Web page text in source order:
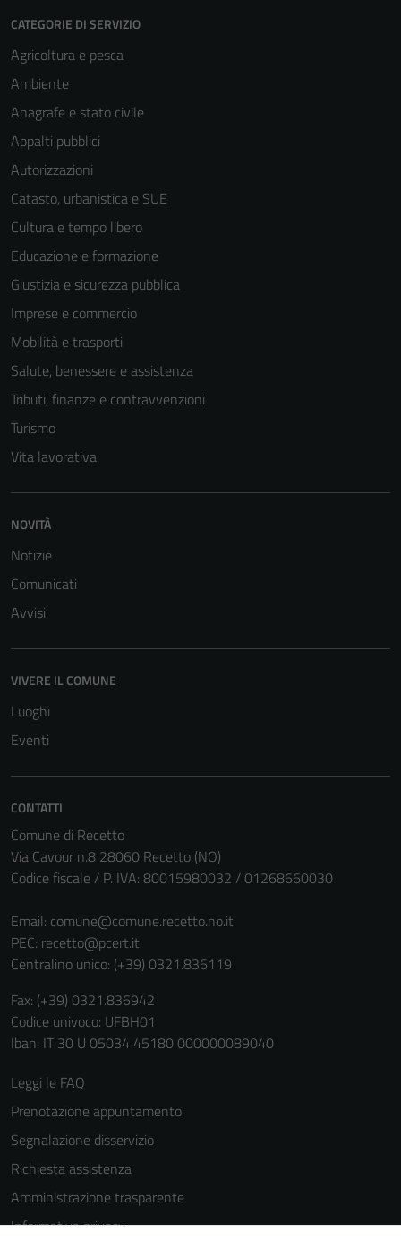
CATEGORIE DI SERVIZIO
Agricoltura e pesca
Ambiente
Anagrafe e stato civile
Appalti pubblici
Autorizzazioni
Catasto, urbanistica e SUE
Cultura e tempo libero
Educazione e formazione
Giustizia e sicurezza pubblica
Imprese e commercio
Mobilità e trasporti
Salute, benessere e assistenza
Tributi, finanze e contravvenzioni
Turismo
Vita lavorativa
NOVITÀ
Notizie
Comunicati
Avvisi
VIVERE IL COMUNE
Luoghi
Eventi
CONTATTI
Comune di Recetto
Via Cavour n.8 28060 Recetto (NO)
Codice fiscale / P. IVA: 80015980032 / 01268660030
Email: comune@comune.recetto.no.it
PEC: recetto@pcert.it
Centralino unico: (+39) 0321.836119
Fax: (+39) 0321.836942
Codice univoco: UFBH01
Iban: IT 30 U 05034 45180 000000089040
Leggi le FAQ
Prenotazione appuntamento
Segnalazione disservizio
Richiesta assistenza
Amministrazione trasparente
Informativa privacy